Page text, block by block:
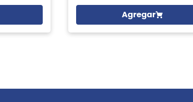
Agregar